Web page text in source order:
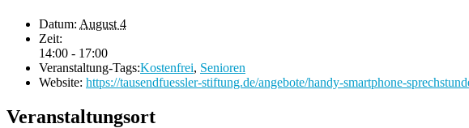
Datum: August 4
Zeit:
14:00 - 17:00
Veranstaltung-Tags:Kostenfrei, Senioren
Website: https://tausendfuessler-stiftung.de/angebote/handy-smartphone-
Veranstaltungsort